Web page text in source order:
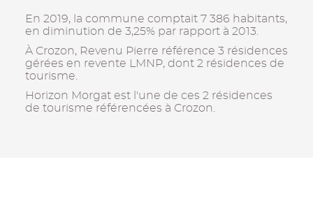
En 2019, la commune comptait 7 386 habitants,
en diminution de 3,25% par rapport à 2013.
À Crozon, Revenu Pierre référence 3 résidences
gérées en revente LMNP, dont 2 résidences de
tourisme.
Horizon Morgat est l'une de ces 2 résidences
de tourisme référencées à Crozon.